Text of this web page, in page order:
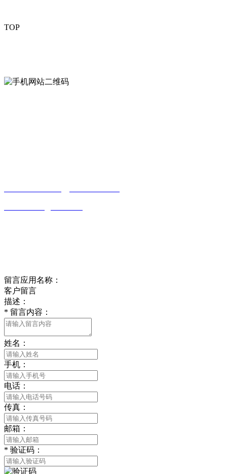
TOP
留言应用名称：
客户留言
描述：
* 留言内容：
姓名：
手机：
电话：
传真：
邮箱：
* 验证码：